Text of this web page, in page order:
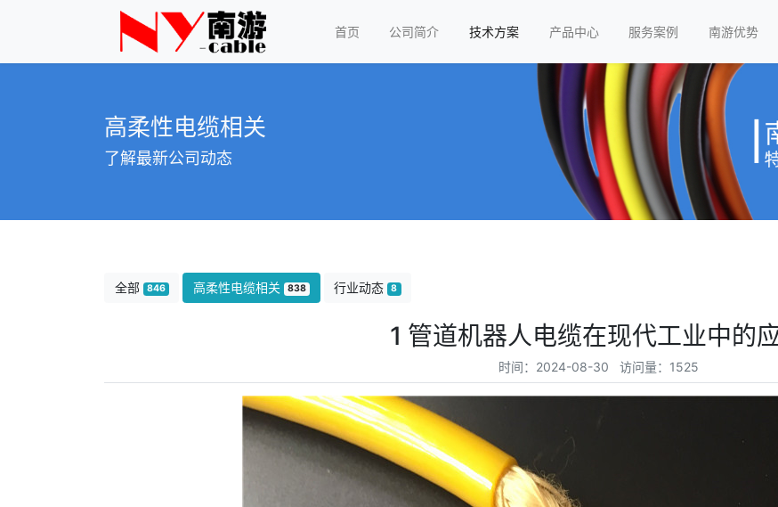
首页 公司简介 技术方案 产品中心 服务案例 南游优势
高柔性电缆相关
了解最新公司动态
全部 846 高柔性电缆相关 838 行业动态 8
1 管道机器人电缆在现代工业中的
时间：2024-08-30 访问量：1525